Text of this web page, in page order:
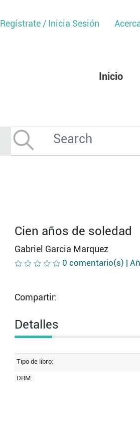
Regístrate / Inicia Sesión
Inicio
Cien años de soledad
Gabriel Garcia Marquez
0 comentario(s) |
Compartir:
Detalles
Tipo de libro:
DRM: